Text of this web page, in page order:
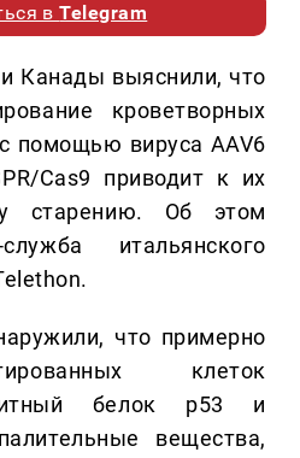
вTelegram
Канады выяснили, что
кроветворных
помощью вируса AAV6
Cas9 приводит к их
старению. Об этом
итальянского
что примерно
клеток
белок p53 и
вещества,